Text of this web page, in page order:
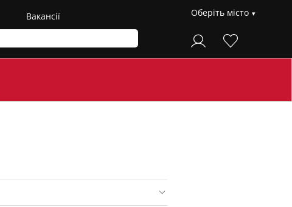
Вакансії Оберіть місто